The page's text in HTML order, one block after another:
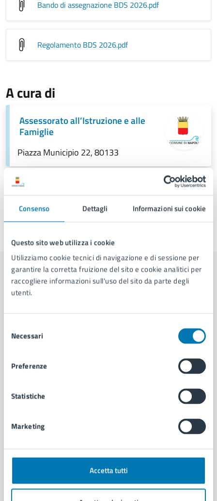
Consenso Dettagli Informazioni sui cookie
Questo sito web utilizza i cookie
Utilizziamo cookie tecnici di navigazione e di sessione per
garantire la corretta fruizione del sito e cookie analitici per
raccogliere informazioni sull'uso del sito da parte degli
utenti.
delNecessari
Preferenze
Statistiche
Marketing
Accetta tutti
Bando di assegnazione BDS 2026.pdf
Regolamento BDS 2026.pdf
A cura di
Assessorato all’Istruzione e alle
Famiglie
Piazza Municipio 22, 80133
Contenuti correlati
Servizio Sistema Educativo